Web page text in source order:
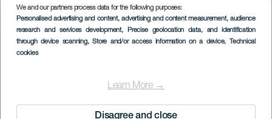
We and our partners process data for the following purposes:
Personalised advertising and content, advertising and content measurement, audience
research and services development, Precise geolocation data, and identification
through device scanning, Store and/or access information on a device, Technical
cookies
Learn More →
Disagree and close
Imagen
Listado